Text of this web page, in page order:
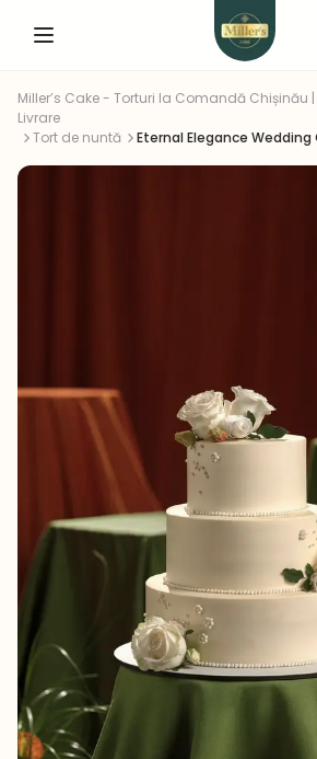
Miller’s Cake - Torturi la Comandă Chișinău |
Livrare
Tort de nuntă
Eternal Elegance Wedding